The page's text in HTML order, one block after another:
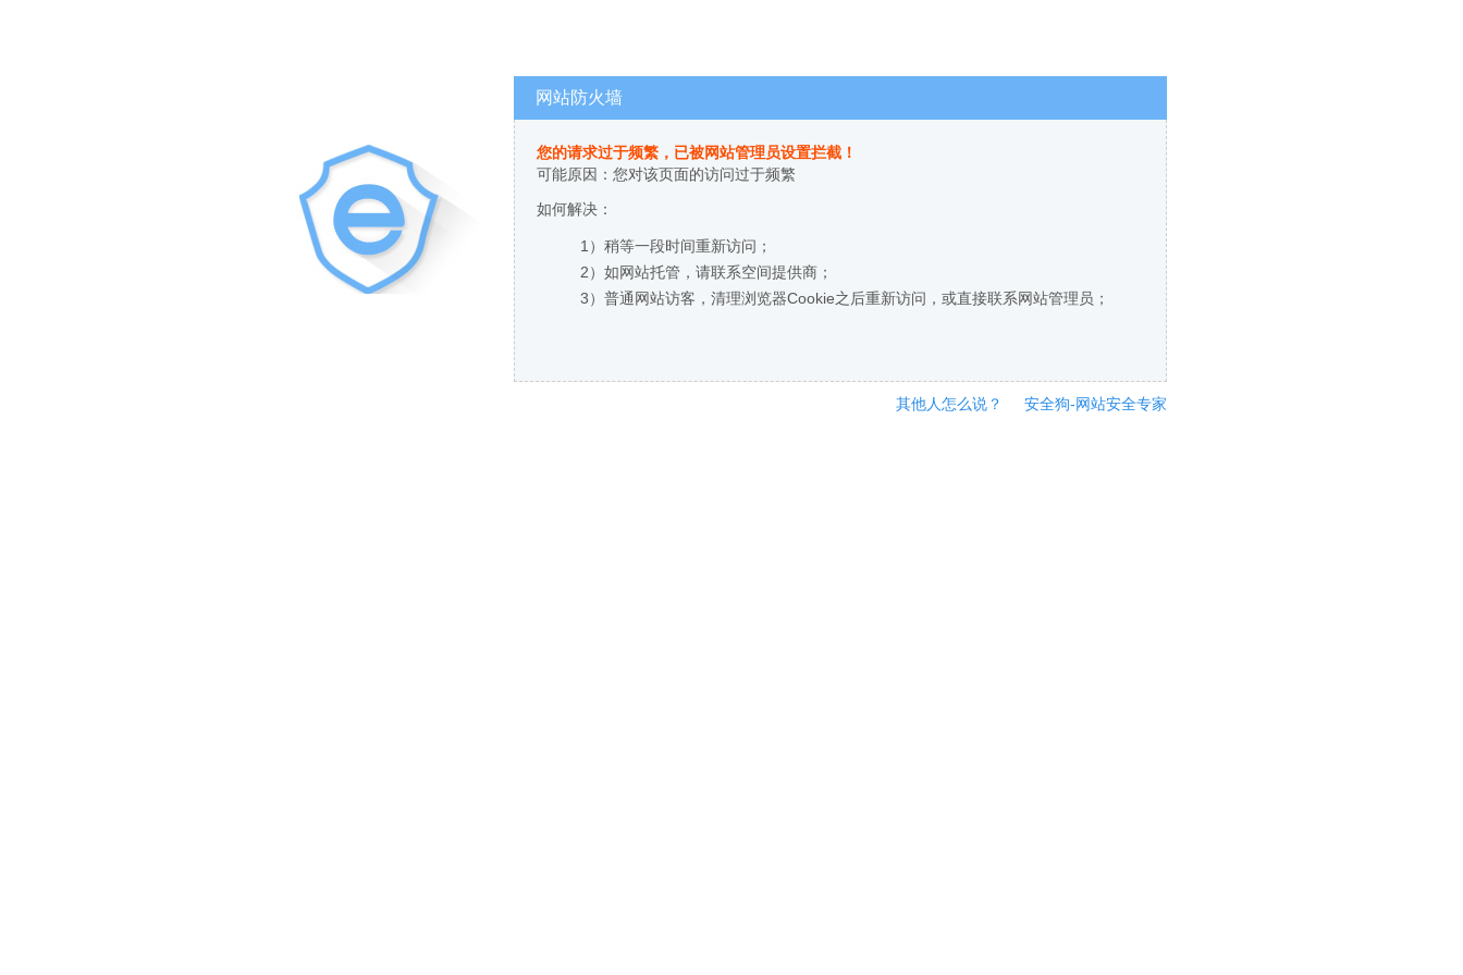
网站防火墙
您的请求过于频繁，已被网站管理员设置拦截！
可能原因：您对该页面的访问过于频繁
如何解决：
1）稍等一段时间重新访问；
2）如网站托管，请联系空间提供商；
3）普通网站访客，清理浏览器Cookie之后重新访问，或直接联系网站管理员；
其他人怎么说？ 安全狗-网站安全专家